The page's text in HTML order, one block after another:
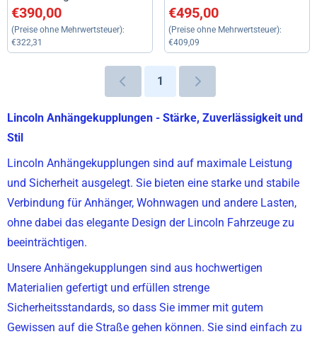
Preis: 390,00, ohne MwSt.: 322,31
€390,00
(Preise ohne Mehrwertsteuer):
€322,31
Preis: 495,00, ohne MwSt.:
€495,00
(Preise ohne Mehrwertsteuer):
€409,09
1
Lincoln Anhängekupplungen - Stärke, Zuverlässigkeit und
Stil
Lincoln Anhängekupplungen sind auf maximale Leistung
und Sicherheit ausgelegt. Sie bieten eine starke und stabile
Verbindung für Anhänger, Wohnwagen und andere Lasten,
ohne dabei das elegante Design der Lincoln Fahrzeuge zu
beeinträchtigen.
Unsere Anhängekupplungen sind aus hochwertigen
Materialien gefertigt und erfüllen strenge
Sicherheitsstandards, so dass Sie immer mit gutem
Gewissen auf die Straße gehen können. Sie sind einfach zu